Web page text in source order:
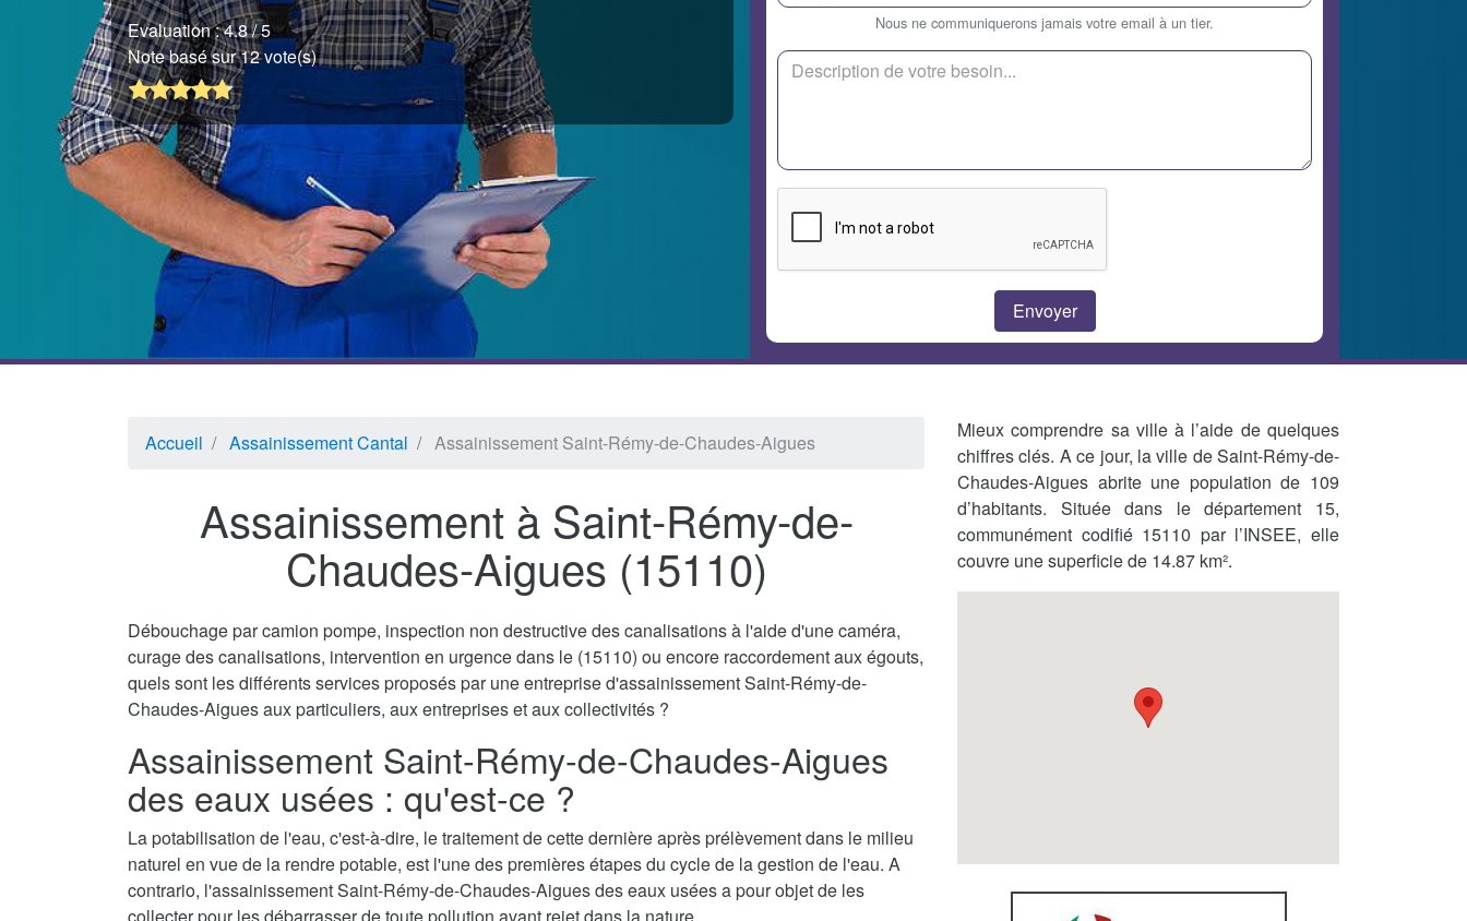
Evaluation :4.8/ 5
Note basé sur 12 vote(s)
Nous ne communiquerons jamais votre email à un tier.
Accueil Assainissement Cantal Assainissement Saint-Rémy-de-Chaudes-Aigues
Assainissement à Saint-Rémy-de-
Chaudes-Aigues (15110)
Débouchage par camion pompe, inspection non destructive des canalisations à l'aide d'une caméra,
curage des canalisations, intervention en urgence dans le (15110) ou encore raccordement aux égouts,
quels sont les différents services proposés par une entreprise d'assainissement Saint-Rémy-de-
Chaudes-Aigues aux particuliers, aux entreprises et aux collectivités ?
Assainissement Saint-Rémy-de-Chaudes-Aigues
des eaux usées : qu'est-ce ?
La potabilisation de l'eau, c'est-à-dire, le traitement de cette dernière après prélèvement dans le milieu
naturel en vue de la rendre potable, est l'une des premières étapes du cycle de la gestion de l'eau. A
contrario, l'assainissement Saint-Rémy-de-Chaudes-Aigues des eaux usées a pour objet de les
Mieux comprendre sa ville à l’aide de quelques
chiffres clés. A ce jour, la ville de Saint-Rémy-de-
Chaudes-Aigues abrite une population de 109
d’habitants. Située dans le département 15,
communément codifié 15110 par l’INSEE, elle
couvre une superficie de 14.87 km².